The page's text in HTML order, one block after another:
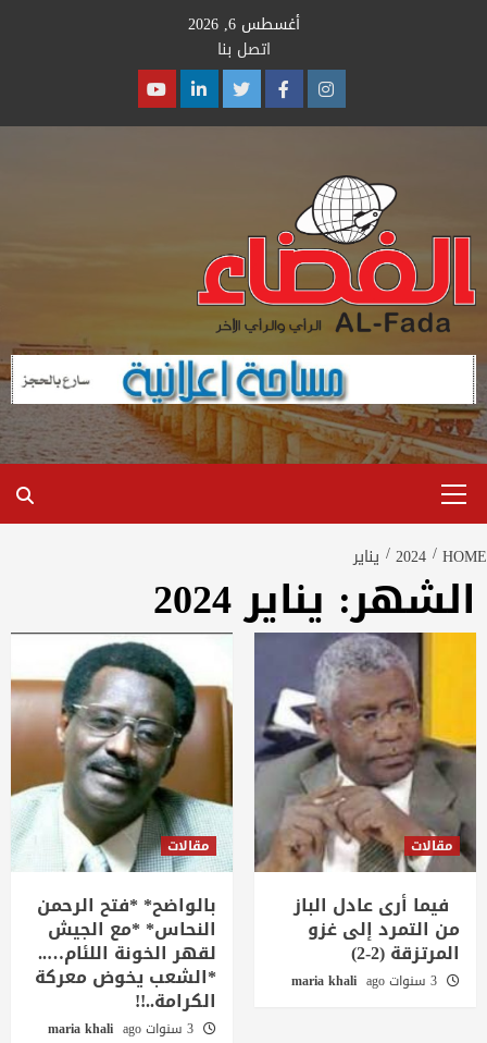
أغسطس 6, 2026
اتصل بنا
Instagram
Facebook
Twitter
Linkedin
Youtube
Menu
HOME
2024 يناير
الشهر: يناير 2024
مقالات
فيما أرى عادل الباز
من التمرد إلى غزو
المرتزقة (2-2)
3 سنوات ago maria khali
مقالات
بالواضح* *فتح الرحمن
النحاس* *مع الجيش
لقهر الخونة اللئام…..
*الشعب يخوض معركة
الكرامة..!!
3 سنوات ago maria khali